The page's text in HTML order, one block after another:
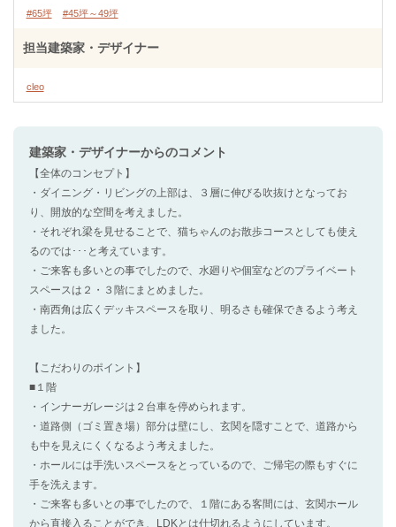
#65坪 #45坪～49坪
担当建築家・デザイナー
cleo
建築家・デザイナーからのコメント
【全体のコンセプト】
・ダイニング・リビングの上部は、３層に伸びる吹抜けとなってお
り、開放的な空間を考えました。
・それぞれ梁を見せることで、猫ちゃんのお散歩コースとしても使え
るのでは･･･と考えています。
・ご来客も多いとの事でしたので、水廻りや個室などのプライベート
スペースは２・３階にまとめました。
・南西角は広くデッキスペースを取り、明るさも確保できるよう考え
ました。
【こだわりのポイント】
■１階
・インナーガレージは２台車を停められます。
・道路側（ゴミ置き場）部分は壁にし、玄関を隠すことで、道路から
も中を見えにくくなるよう考えました。
・ホールには手洗いスペースをとっているので、ご帰宅の際もすぐに
手を洗えます。
・ご来客も多いとの事でしたので、１階にある客間には、玄関ホール
から直接入ることができ、LDKとは仕切れるようにしています。